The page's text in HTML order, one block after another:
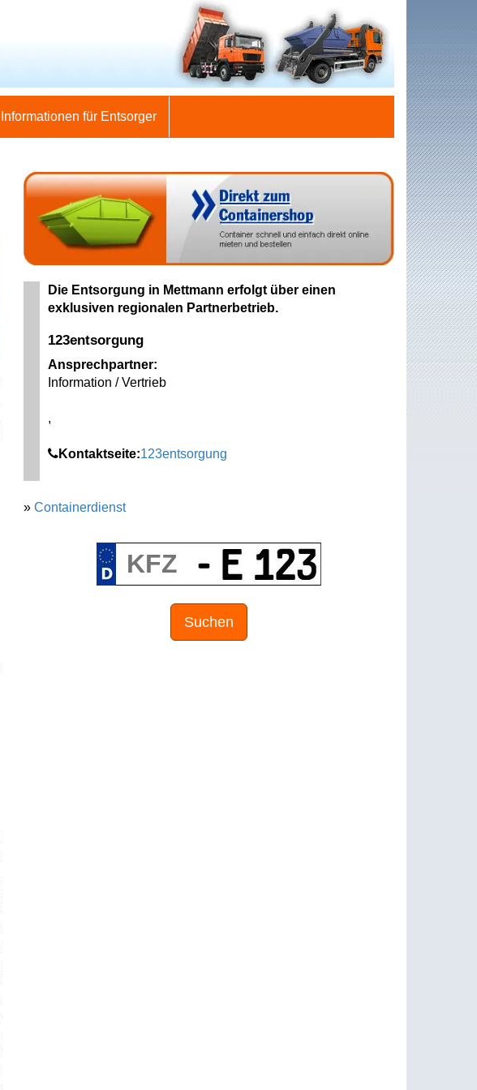
Informationen für Entsorger
Die Entsorgung in Mettmann erfolgt über einen
exklusiven regionalen Partnerbetrieb.
123entsorgung
Ansprechpartner:
Information / Vertrieb
,
Kontaktseite:123entsorgung
» Containerdienst
Suchen